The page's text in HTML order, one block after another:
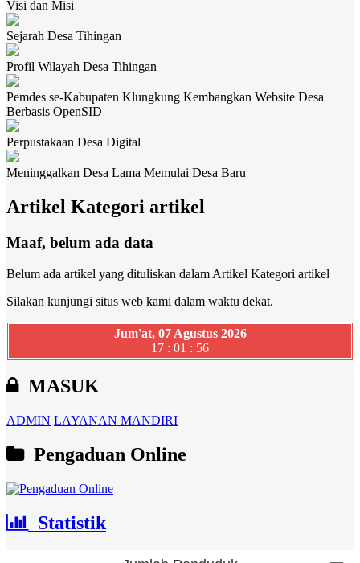
Visi dan Misi
Sejarah Desa Tihingan
Profil Wilayah Desa Tihingan
Pemdes se-Kabupaten Klungkung Kembangkan Website Desa
Berbasis OpenSID
Perpustakaan Desa Digital
Meninggalkan Desa Lama Memulai Desa Baru
Artikel Kategori artikel
Maaf, belum ada data
Belum ada artikel yang dituliskan dalam Artikel Kategori artikel
Silakan kunjungi situs web kami dalam waktu dekat.
Jum'at, 07 Agustus 2026
17 : 01 : 56
MASUK
ADMIN LAYANAN MANDIRI
Pengaduan Online
Statistik